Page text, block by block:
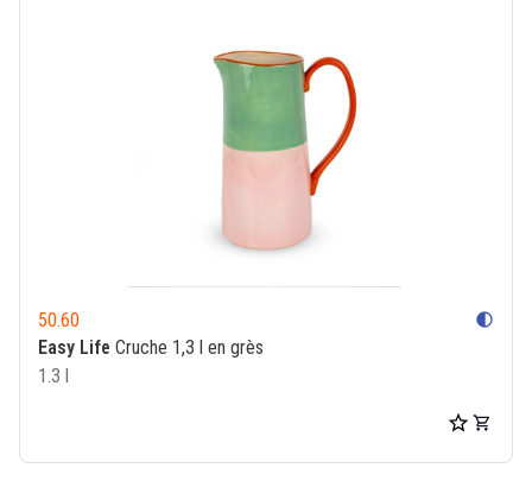
50.60 contrast
Easy Life Cruche 1,3 l en grès
1.3 l